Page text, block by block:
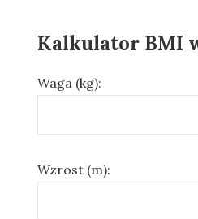
Kalkulator BMI
Waga (kg):
Wzrost (m):